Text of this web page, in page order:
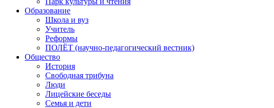
Образование
Школа и вуз
Учитель
Реформы
ПОЛЁТ (научно-педагогический вестник)
Общество
История
Свободная трибуна
Люди
Лицейские беседы
Семья и дети